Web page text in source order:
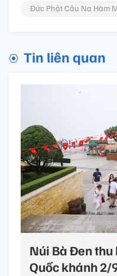
Đức Phật Câu Na Hàm
Tin liên quan
Núi Bà Đen
Quốc khánh 2/